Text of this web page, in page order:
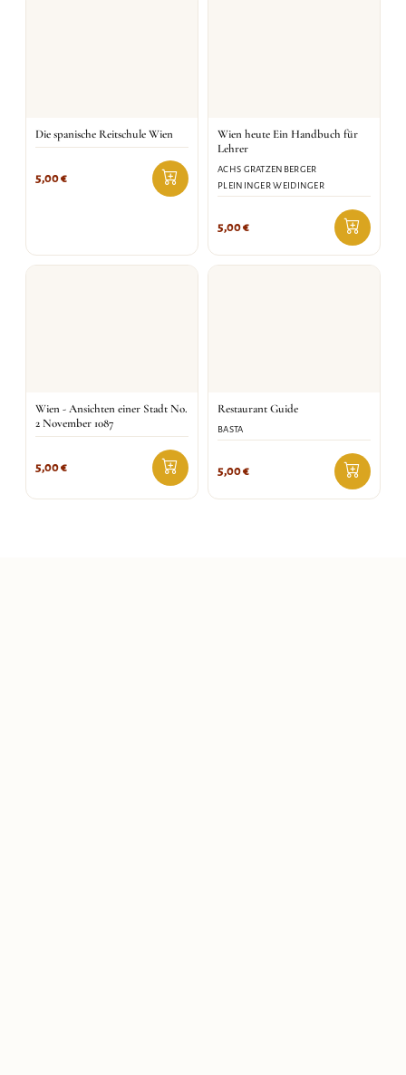
Die spanische Reitschule Wien
5,00€
Wien heute Ein Handbuch für
Lehrer
ACHS GRATZENBERGER
PLEININGER WEIDINGER
5,00€
Wien - Ansichten einer Stadt No.
2 November 1087
5,00€
Restaurant Guide
BASTA
5,00€